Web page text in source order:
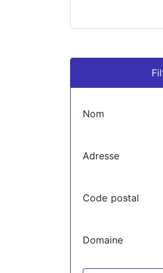
Nom
Adresse
Code postal
Domaine